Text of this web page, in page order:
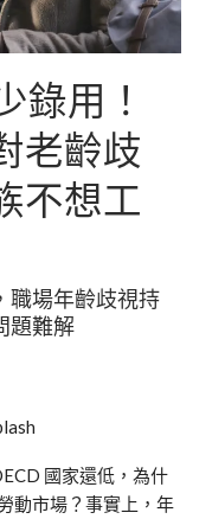
錄用！
老齡歧
不想工
職場年齡歧視持
題難解
國家還低，為什
動市場？事實上，年